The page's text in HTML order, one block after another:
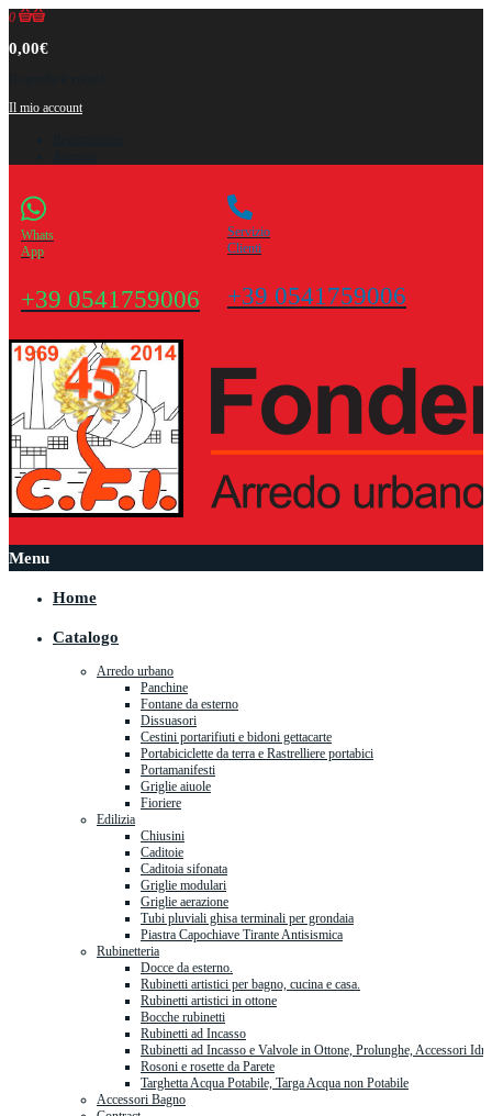
0
0,00€
Il mio account
Servizio
Clienti
+39 0541759006
Whats
App
+39 0541759006
Menu
Home
Catalogo
Arredo urbano
Panchine
Fontane da esterno
Dissuasori
Cestini portarifiuti e bidoni gettacarte
Portabiciclette da terra e Rastrelliere portabici
Portamanifesti
Griglie aiuole
Fioriere
Edilizia
Chiusini
Caditoie
Caditoia sifonata
Griglie modulari
Griglie aerazione
Tubi pluviali ghisa terminali per grondaia
Piastra Capochiave Tirante Antisismica
Rubinetteria
Docce da esterno.
Rubinetti artistici per bagno, cucina e casa.
Rubinetti artistici in ottone
Bocche rubinetti
Rubinetti ad Incasso
Rubinetti ad Incasso e Valvole in Ottone, Prolunghe, Accessori
Rosoni e rosette da Parete
Targhetta Acqua Potabile, Targa Acqua non Potabile
Accessori Bagno